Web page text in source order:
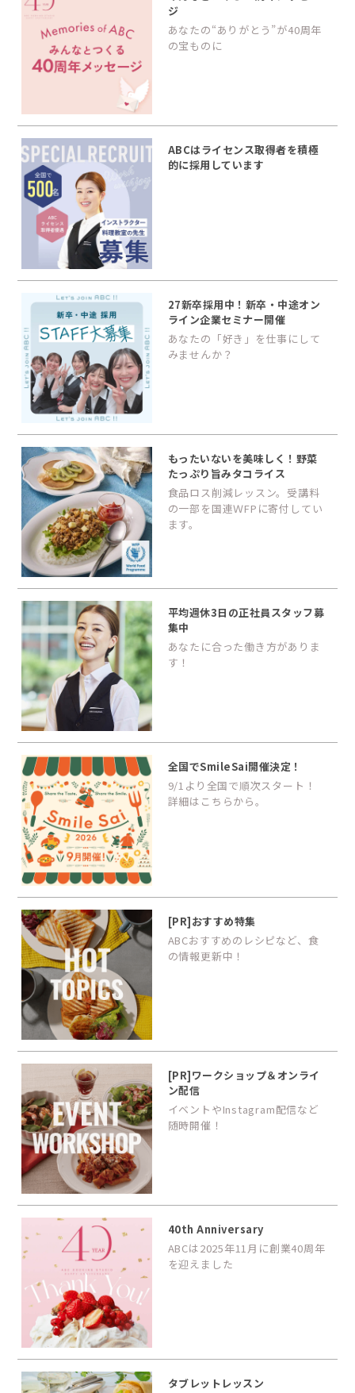
ジ
あなたの“ありがとう”が40周年
の宝ものに
ABCはライセンス取得者を積極
的に採用しています
27新卒採用中！新卒・中途オン
ライン企業セミナー開催
あなたの「好き」を仕事にして
みませんか？
もったいないを美味しく！野菜
たっぷり旨みタコライス
食品ロス削減レッスン。受講料
の一部を国連ＷFPに寄付してい
ます。
平均週休3日の正社員スタッフ募
集中
あなたに合った働き方がありま
す！
全国でSmileSai開催決定！
9/1より全国で順次スタート！
詳細はこちらから。
[PR]おすすめ特集
ABCおすすめのレシピなど、食
の情報更新中！
[PR]ワークショップ＆オンライ
ン配信
イベントやInstagram配信など
随時開催！
40th Anniversary
ABCは2025年11月に創業40周年
を迎えました
タブレットレッスン